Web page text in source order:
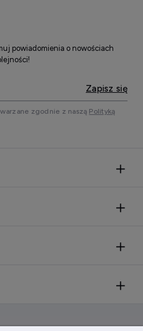
powiadomienia o nowościach
Zapisz się
zgodnie z naszą Polityką